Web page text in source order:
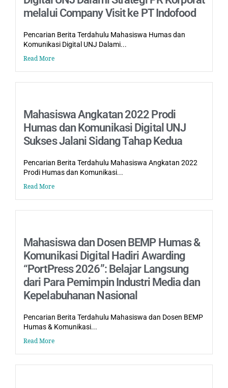
melalui Company Visit ke PT Indofood
Pencarian Berita Terdahulu Mahasiswa Humas dan
Komunikasi Digital UNJ Dalami...
Read More
Mahasiswa Angkatan 2022 Prodi
Humas dan Komunikasi Digital UNJ
Sukses Jalani Sidang Tahap Kedua
Pencarian Berita Terdahulu Mahasiswa Angkatan 2022
Prodi Humas dan Komunikasi...
Read More
Mahasiswa dan Dosen BEMP Humas &
Komunikasi Digital Hadiri Awarding
“PortPress 2026”: Belajar Langsung
dari Para Pemimpin Industri Media dan
Kepelabuhanan Nasional
Pencarian Berita Terdahulu Mahasiswa dan Dosen BEMP
Humas & Komunikasi...
Read More